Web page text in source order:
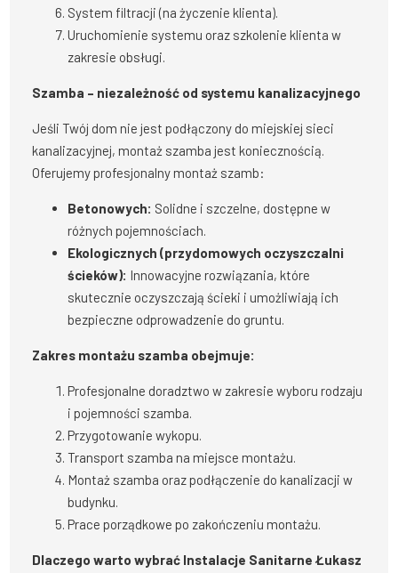
System filtracji (na życzenie klienta).
Uruchomienie systemu oraz szkolenie klienta w
zakresie obsługi.
Szamba – niezależność od systemu kanalizacyjnego
Jeśli Twój dom nie jest podłączony do miejskiej sieci
kanalizacyjnej, montaż szamba jest koniecznością.
Oferujemy profesjonalny montaż szamb:
Betonowych: Solidne i szczelne, dostępne w
różnych pojemnościach.
Ekologicznych (przydomowych oczyszczalni
ścieków): Innowacyjne rozwiązania, które
skutecznie oczyszczają ścieki i umożliwiają ich
bezpieczne odprowadzenie do gruntu.
Zakres montażu szamba obejmuje:
Profesjonalne doradztwo w zakresie wyboru rodzaju
i pojemności szamba.
Przygotowanie wykopu.
Transport szamba na miejsce montażu.
Montaż szamba oraz podłączenie do kanalizacji w
budynku.
Prace porządkowe po zakończeniu montażu.
Dlaczego warto wybrać Instalacje Sanitarne Łukasz